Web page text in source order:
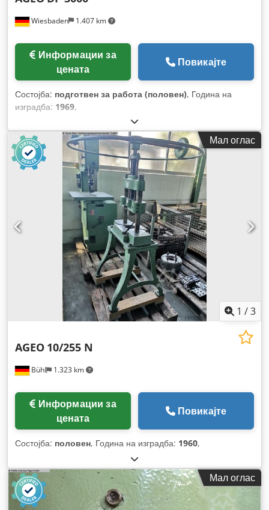
Wiesbaden 1.407 km
цената
Повикајте
Состојба: подготвен за работа (половен), Година на
изградба: 1969,
Мал оглас
1 /3
Bühl 1.323 km
AGEO 10/255 N
цената
Повикајте
Состојба: половен, Година на изградба: 1960,
Мал оглас